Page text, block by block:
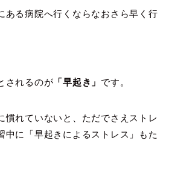
ある病院へ行くならなおさら早く行
されるのが 「早起き」 です。
慣れていないと、ただでさえストレ
中に「早起きによるストレス」もた